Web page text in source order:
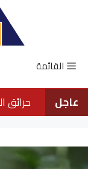
القائمة
عاجل